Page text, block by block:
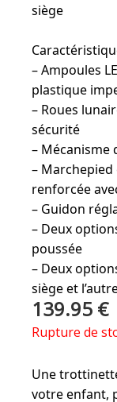
siège
– Ampoules
plastique
– Roues
sécurité
– Mécanisme
–
renforcée
– Guidon
– Deux
poussée
– Deux
siège et
139.95 €
Rupture de
Une
votre enfant,